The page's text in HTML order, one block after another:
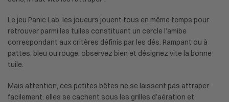
Le jeu Panic Lab, les joueurs jouent tous en même temps pour
retrouver parmi les tuiles constituant un cercle l’amibe
correspondant aux critères définis par les dés. Rampant ou à
pattes, bleu ou rouge, observez bien et désignez vite la bonne
tuile.
Mais attention, ces petites bêtes ne se laissent pas attraper
facilement: elles se cachent sous les grilles d’aération et